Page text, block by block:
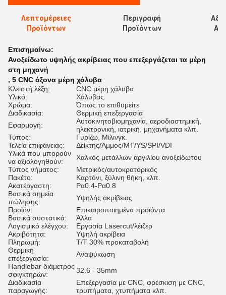
Λεπτομέρειες
Προϊόντων
Περιγραφή
Προϊόντων
Επισημαίνω:
Ανοξείδωτο υψηλής ακρίβειας που επεξεργάζεται τα μέρη
στη μηχανή
, 5 CNC άξονα μέρη χάλυβα
Κλειστή λέξη:
CNC μέρη χάλυβα
Υλικό:
Χάλυβας
Χρώμα:
Όπως το επιθυμείτε
Διαδικασία:
Θερμική επεξεργασία
Εφαρμογή:
Αυτοκινητοβιομηχανία, αεροδιαστημική,
ηλεκτρονική, ιατρική, μηχανήματα κλπ.
Τύπος:
Γυρίζω, Μίλινγκ.
Τελεία επιφάνειας:
Δείκτης/Άμμος/MT/YS/SPI/VDI
Υλικά που μπορούν
να αξιολογηθούν:
Χαλκός μετάλλων αργιλίου ανοξείδωτου
Τύπος νήματος:
Μετρικός/αυτοκρατορικός
Πακέτο:
Καρτόνι, ξύλινη θήκη, κλπ.
Ακατέργαστη:
Ρα0.4-Ρα0.8
Βασικά σημεία
πώλησης:
Υψηλής ακρίβειας
Προϊόν:
Επικαιροποιημένα προϊόντα
Βασικά συστατικά:
Άλλα
Λογισμικό ελέγχου:
Εργασία Lasercut/λέιζερ
Ακριβότητα:
Υψηλή ακρίβεια
Πληρωμή:
Τ/Τ 30% προκαταβολή
Θερμική
επεξεργασία:
Αναψύκωση
Handlebar διάμετρος
σφιγκτηρών:
32.6 - 35mm
Διαδικασία
παραγωγής:
Επεξεργασία με CNC, φρέσκιση με CNC,
τρυπήματα, χτυπήματα κλπ.